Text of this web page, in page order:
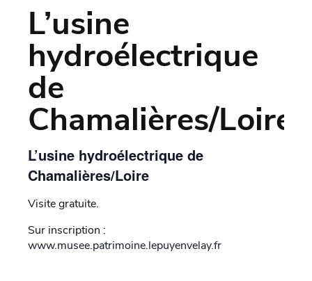
L’usine
hydroélectrique
de
Chamalières/Loire
L’usine hydroélectrique de
Chamalières/Loire
Visite gratuite.
Sur inscription :
www.musee.patrimoine.lepuyenvelay.fr